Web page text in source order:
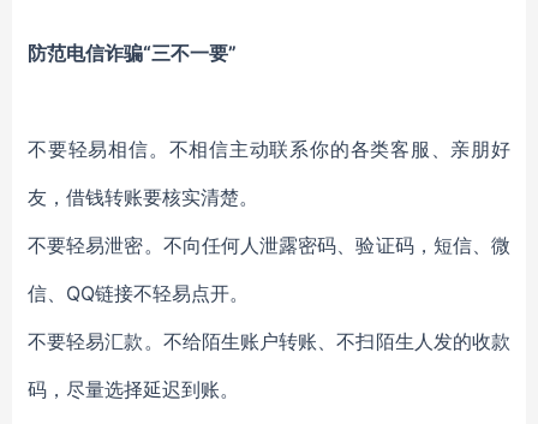
防范电信诈骗“三不一要”
不要轻易相信。 不相信主动联系你的各类客服、亲朋好
友 ， 借钱转账要核实清楚。
不要轻易泄密。 不向任何人泄露密码、验证码， 短信、微
信、 QQ链接不轻易点开。
不要轻易汇款。 不给陌生账户转账、不扫陌生人发的收款
码 ， 尽量选择延迟到账。